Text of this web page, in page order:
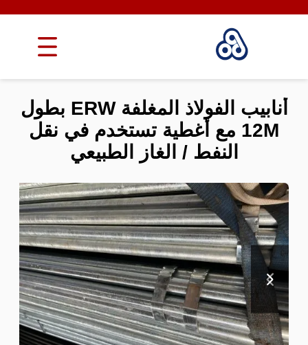
أنابيب الفولاذ المغلفة ERW بطول
12M مع أغطية تستخدم في نقل
النفط / الغاز الطبيعي